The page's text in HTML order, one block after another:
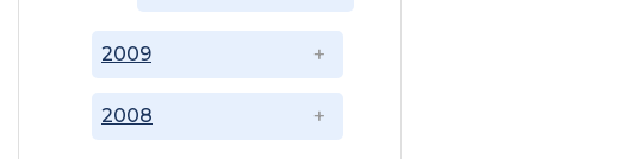
2008
2009